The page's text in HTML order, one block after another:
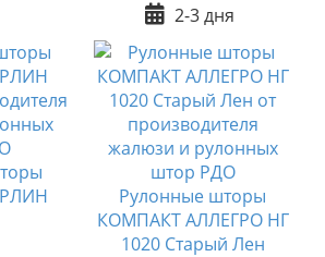
2-3 дня
Рулонные шторы
КОМПАКТ АЛЛЕГРО НГ
1020 Старый Лен